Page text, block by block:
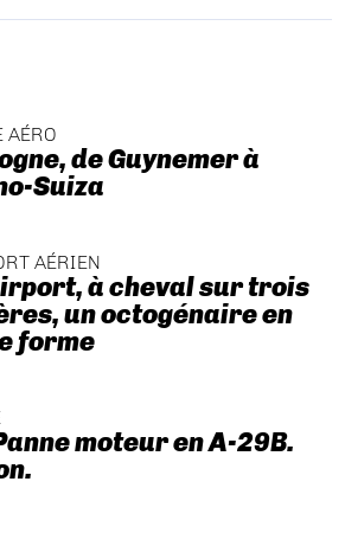
AÉRO
de Guynemer à
Suiza
AÉRIEN
à cheval sur trois
un octogénaire en
forme
moteur en A-29B.